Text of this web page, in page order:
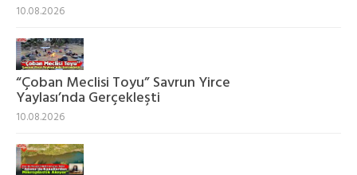
10.08.2026
“Çoban Meclisi Toyu” Savrun Yirce
Yaylası’nda Gerçekleşti
10.08.2026